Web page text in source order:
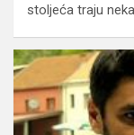
stoljeća traju